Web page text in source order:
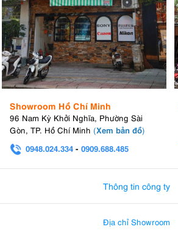
Showroom Hồ Chí Minh
96 Nam Kỳ Khởi Nghĩa, Phường Sài
Gòn, TP. Hồ Chí Minh (Xem bản đồ)
0948.024.334 - 0909.688.485
Thông tin công ty
Địa chỉ Showroom